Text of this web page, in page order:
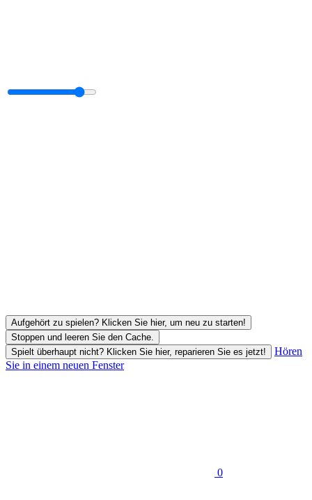
Aufgehört zu spielen? Klicken Sie hier, um neu zu starten!
Stoppen und leeren Sie den Cache.
Spielt überhaupt nicht? Klicken Sie hier, reparieren Sie es jetzt!
Hören
Sie in einem neuen Fenster
0